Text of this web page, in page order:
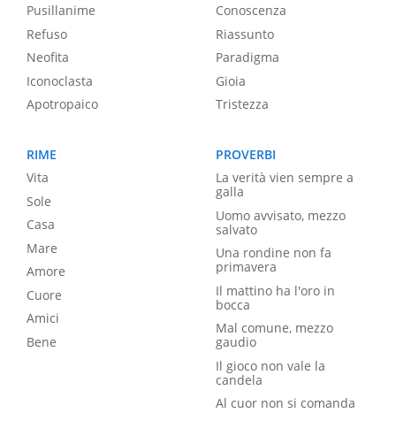
Pusillanime
Refuso
Neofita
Iconoclasta
Apotropaico
Conoscenza
Riassunto
Paradigma
Gioia
Tristezza
RIME
Vita
Sole
Casa
Mare
Amore
Cuore
Amici
Bene
PROVERBI
La verità vien sempre a
galla
Uomo avvisato, mezzo
salvato
Una rondine non fa
primavera
Il mattino ha l'oro in
bocca
Mal comune, mezzo
gaudio
Il gioco non vale la
candela
Al cuor non si comanda